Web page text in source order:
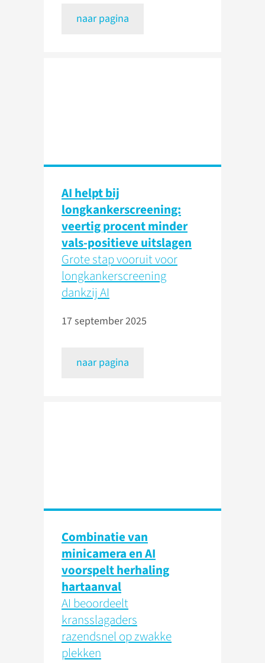
naar pagina
AI helpt bij
longkankerscreening:
veertig procent minder
vals-positieve uitslagen
Grote stap vooruit voor
longkankerscreening
dankzij AI
17 september 2025
naar pagina
Combinatie van
minicamera en AI
voorspelt herhaling
hartaanval
AI beoordeelt
kransslagaders
razendsnel op zwakke
plekken